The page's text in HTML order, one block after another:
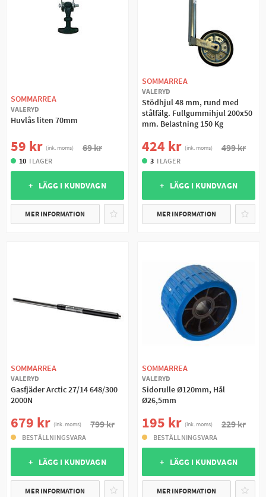
SOMMARREA
VALERYD
Huvlås liten 70mm
59 kr (ink. moms) 69 kr
10 I LAGER
+ LÄGG I KUNDVAGN
MER INFORMATION
SOMMARREA
VALERYD
Stödhjul 48 mm, rund med
stålfälg. Fullgummihjul 200x50
mm. Belastning 150 Kg
424 kr (ink. moms) 499 kr
3 I LAGER
+ LÄGG I KUNDVAGN
MER INFORMATION
SOMMARREA
VALERYD
Gasfjäder Arctic 27/14 648/300
2000N
679 kr (ink. moms) 799 kr
BESTÄLLNINGSVARA
+ LÄGG I KUNDVAGN
MER INFORMATION
SOMMARREA
VALERYD
Sidorulle Ø120mm, Hål
Ø26,5mm
195 kr (ink. moms) 229 kr
BESTÄLLNINGSVARA
+ LÄGG I KUNDVAGN
MER INFORMATION